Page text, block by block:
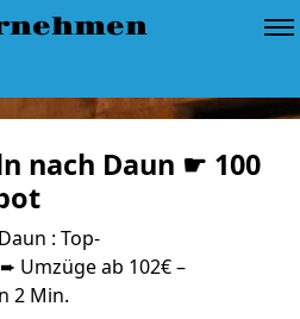
nach Daun ☛ 100
: Top-
Umzüge ab 102€ –
2 Min.